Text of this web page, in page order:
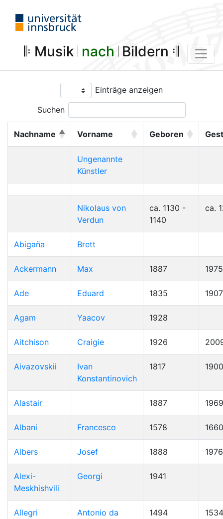
𝄆 Musik 𝄀 nach 𝄀 Bildern 𝄇
Einträge anzeigen
Suchen
Nachname Vorname Geboren
Ungenannte
Künstler
Nikolaus von
Verdun
ca. 1130 -
1140
ca.
Abigaña Brett
Ackermann Max 1887 1975
Ade Eduard 1835 1907
Agam Yaacov 1928
Aitchison Craigie 1926
Aivazovskii
Ivan
Konstantinovich
1817 1900
Alastair 1887 1969
Albani Francesco 1578 1660
Albers Josef 1888 1976
Alexi-
Meskhishvili
Georgi 1941
Allegri
Antonio da
1494 1534